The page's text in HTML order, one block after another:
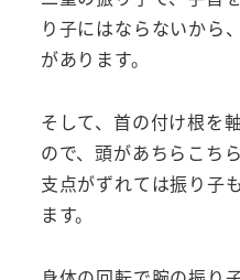
り子にはならないから
があります。
そして、首の付け根を
ので、頭があちらこち
支点がずれては振り子
ます。